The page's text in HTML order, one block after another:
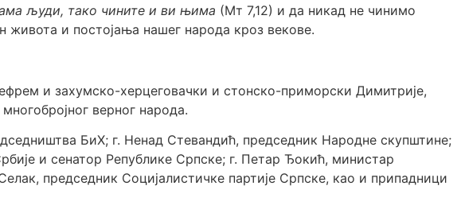
људи, тако чините и ви њима (Мт 7,12) и да никад не чинимо
и постојања нашег народа кроз векове.
и захумско-херцеговачки и стонско-приморски Димитрије,
верног народа.
БиХ; г. Ненад Стевандић, председник Народне скупштине;
и сенатор Републике Српске; г. Петар Ђокић, министар
председник Социјалистичке партије Српске, као и припадници